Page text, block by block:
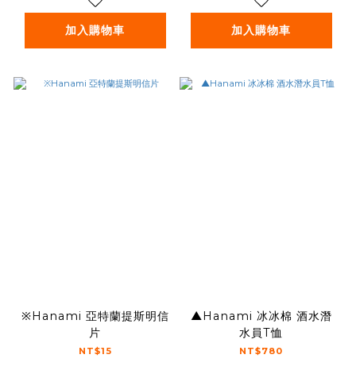
加入購物車 加入購物車
※Hanami 亞特蘭提斯明信
片
NT$15
▲Hanami 冰冰棉 酒水潛
水員T恤
NT$780